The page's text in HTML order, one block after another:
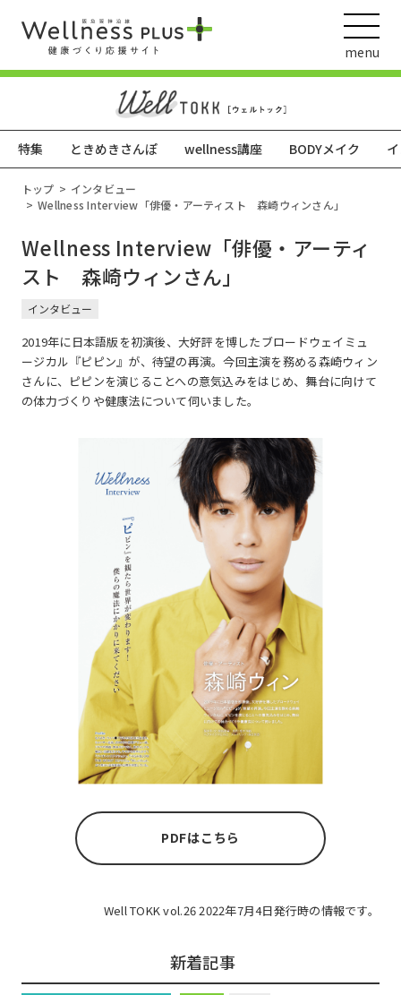
menu
特集 ときめきさんぽ wellness講座 BODYメイク
トップ
インタビュー
Wellness Interview「俳優・アーティスト 森崎ウィンさん」
Wellness Interview「俳優・アーティ
スト 森崎ウィンさん」
インタビュー
2019年に日本語版を初演後、大好評を博したブロードウェイミュ
ージカル『ピピン』が、待望の再演。今回主演を務める森崎ウィン
さんに、ピピンを演じることへの意気込みをはじめ、舞台に向けて
の体力づくりや健康法について伺いました。
PDFはこちら
Well TOKK vol.26 2022年7月4日発行時の情報です。
新着記事
ウェルネス動画
阪急阪神ホールディングス
ヘルスケアの取組